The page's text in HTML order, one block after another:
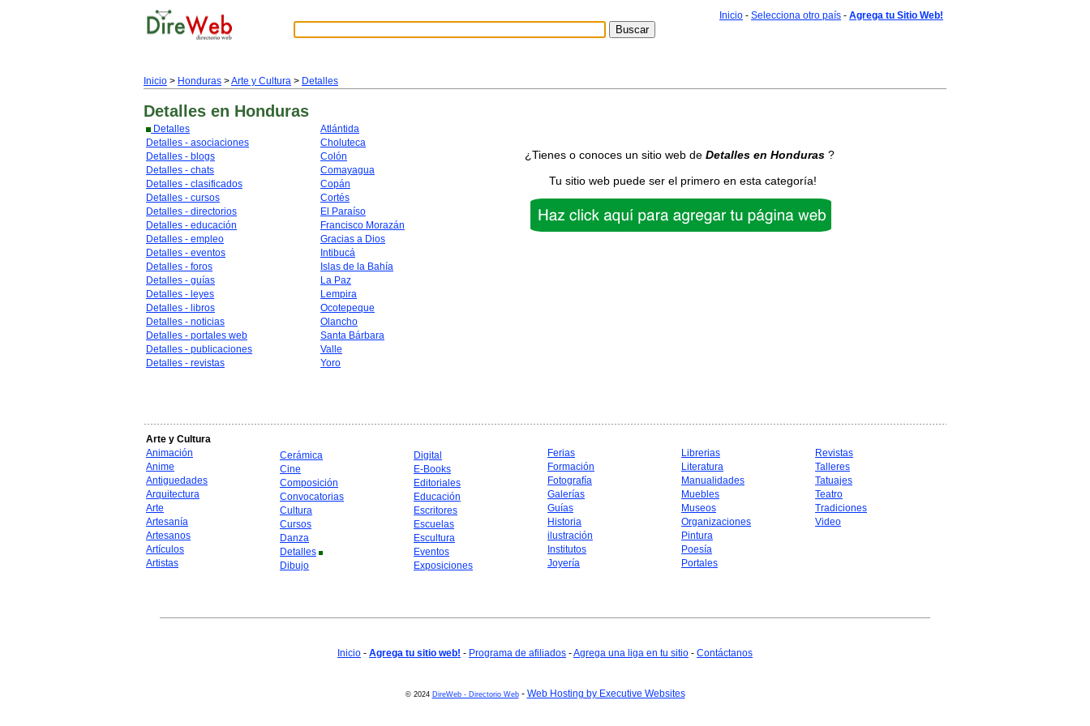
Inicio - Selecciona otro país - Agrega tu Sitio Web!
Inicio > Honduras >Arte y Cultura > Detalles
Detalles en Honduras
Detalles
Detalles - asociaciones
Detalles - blogs
Detalles - chats
Detalles - clasificados
Detalles - cursos
Detalles - directorios
Detalles - educación
Detalles - empleo
Detalles - eventos
Detalles - foros
Detalles - guías
Detalles - leyes
Detalles - libros
Detalles - noticias
Detalles - portales web
Detalles - publicaciones
Detalles - revistas
Atlántida
Choluteca
Colón
Comayagua
Copán
Cortés
El Paraíso
Francisco Morazán
Gracias a Dios
Intibucá
Islas de la Bahía
La Paz
Lempira
Ocotepeque
Olancho
Santa Bárbara
Valle
Yoro
¿Tienes o conoces un sitio web de Detalles en Honduras?
Tu sitio web puede ser el primero en esta categoría!
Arte y Cultura
Animación
Anime
Antiguedades
Arquitectura
Arte
Artesanía
Artesanos
Artículos
Artistas
Cerámica
Cine
Composición
Convocatorias
Cultura
Cursos
Danza
Detalles
Dibujo
Digital
E-Books
Editoriales
Educación
Escritores
Escuelas
Escultura
Eventos
Exposiciones
Ferias
Formación
Fotografía
Galerías
Guías
Historia
ilustración
Institutos
Joyería
Librerias
Literatura
Manualidades
Muebles
Museos
Organizaciones
Pintura
Poesía
Portales
Revistas
Talleres
Tatuajes
Teatro
Tradiciones
Video
Inicio - Agrega tu sitio web! - Programa de afiliados -Agrega una liga en tu sitio - Contáctanos
© 2024 DireWeb - Directorio Web- Web Hosting by Executive Websites